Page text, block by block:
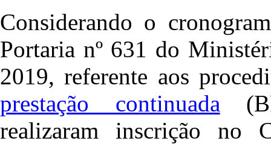
Considerando o
Portaria nº 631 do
2019, referente aos
prestação continuada
realizaram inscrição no